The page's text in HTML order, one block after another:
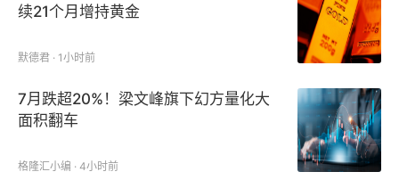
续21个月增持黄金
默德君 · 1小时前
7月跌超20%！梁文峰旗下幻方量化大
面积翻车
格隆汇小编 · 4小时前